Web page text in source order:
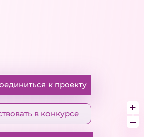
к проекту
в конкурсе
+
–